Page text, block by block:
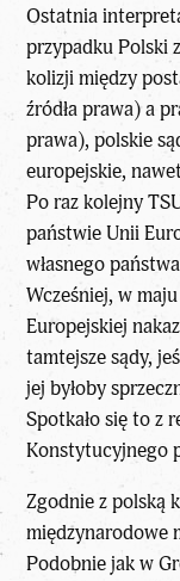
Ostatnia
przypadku Polski
kolizji między
źródła prawa) a
prawa), polskie
europejskie,
Po raz kolejny
państwie Unii
własnego
Wcześniej, w
Europejskiej
tamtejsze sądy,
jej byłoby
Spotkało się to z
Konstytucyjnego
Zgodnie z polską
międzynarodowe
Podobnie jak w